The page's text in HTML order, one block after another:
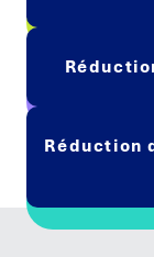
Réduction